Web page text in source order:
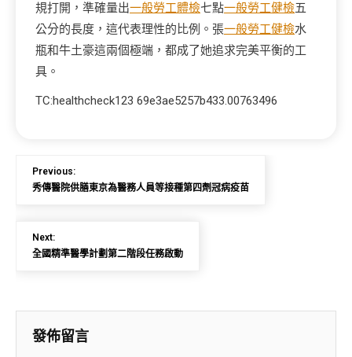
規打開，準確量出一般勞工體檢七點一般勞工健檢五
公分的長度，這代表理性的比例。張一般勞工健檢水
瓶和牛土豪這兩個極端，都成了她追求完美平衡的工
具。
TC:healthcheck123 69e3ae5257b433.00763496
Previous:
秀傳醫院供膳東京為醫務人員等接種第四劑冠病疫苗
Next:
全國精準醫學計劃第二階段任務啟動
發佈留言